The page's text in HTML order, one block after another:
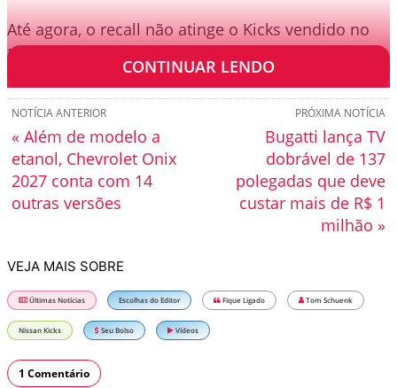
Até agora, o recall não atinge o Kicks vendido no
Brasil.
CONTINUAR LENDO
PRÓXIMA NOTÍCIA
Bugatti lança TV
dobrável de 137
polegadas que deve
custar mais de R$ 1
milhão »
NOTÍCIA ANTERIOR
« Além de modelo a
etanol, Chevrolet Onix
2027 conta com 14
outras versões
VEJA MAIS SOBRE
Últimas Notícias Escolhas do Editor Fique Ligado Tom Schuenk
Nissan Kicks Seu Bolso Vídeos
1 Comentário